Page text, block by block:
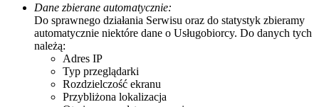
Dane zbierane automatycznie:
Do sprawnego działania Serwisu oraz do statystyk zbieramy
automatycznie niektóre dane o Usługobiorcy. Do danych tych
należą:
Adres IP
Typ przeglądarki
Rozdzielczość ekranu
Przybliżona lokalizacja